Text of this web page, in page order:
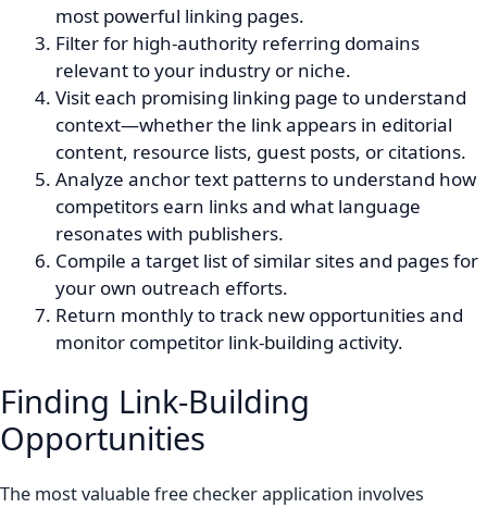
most powerful linking pages.
Filter for high-authority referring domains
relevant to your industry or niche.
Visit each promising linking page to understand
context—whether the link appears in editorial
content, resource lists, guest posts, or citations.
Analyze anchor text patterns to understand how
competitors earn links and what language
resonates with publishers.
Compile a target list of similar sites and pages for
your own outreach efforts.
Return monthly to track new opportunities and
monitor competitor link-building activity.
Finding Link-Building
Opportunities
The most valuable free checker application involves